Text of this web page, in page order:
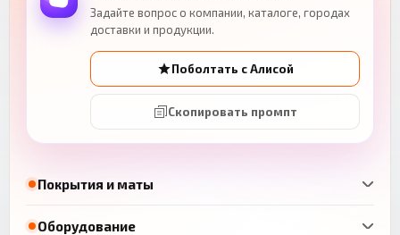
Покрытия и маты
Оборудование
Задайте вопрос о компании, каталоге, городах
доставки и продукции.
Поболтать с Алисой
Скопировать промпт